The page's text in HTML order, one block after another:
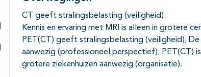
Subpagina's open- en dichtklappen
Subpagina's open- en dichtklappen
CT geeft stralingsbelasting (veiligheid).
Kennis en ervaring met MRI is alleen in grotere
PET(CT) geeft stralingsbelasting (veiligheid);
aanwezig (professioneel perspectief); PET(CT)
grotere ziekenhuizen aanwezig (organisatie).